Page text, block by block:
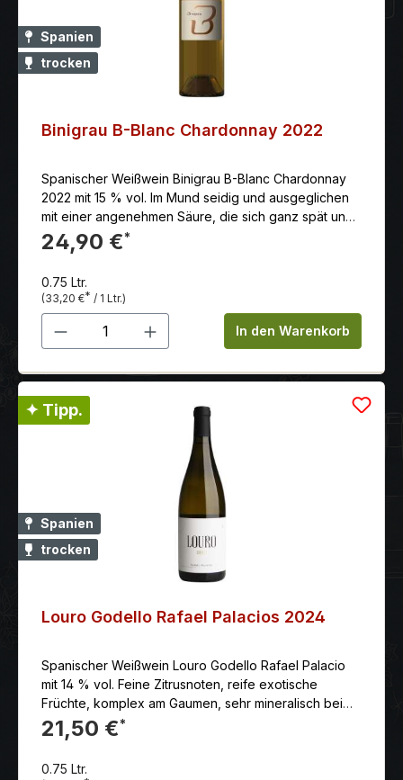
Spanien
trocken
Binigrau B-Blanc Chardonnay 2022
Spanischer Weißwein Binigrau B-Blanc Chardonnay
2022 mit 15 % vol. Im Mund seidig und ausgeglichen
mit einer angenehmen Säure, die sich ganz spät und
spektakulär entfaltet, wobei eine Unterlage an
Aromen mit Erinnerung an Blumen auftaucht.
24,90 €*
0.75 Ltr.
(33,20 €* / 1 Ltr.)
Produkt Anzahl: Gib denIn den Warenkorb
✦ Tipp.
Spanien
trocken
Louro Godello Rafael Palacios 2024
Spanischer Weißwein Louro Godello Rafael Palacio
mit 14 % vol. Feine Zitrusnoten, reife exotische
Früchte, komplex am Gaumen, sehr mineralisch bei
präsenter Säure, dicht, tief und komplex, ganz großer
WeinPasst gut zu: gebratener Seezunge und
21,50 €*
0.75 Ltr.